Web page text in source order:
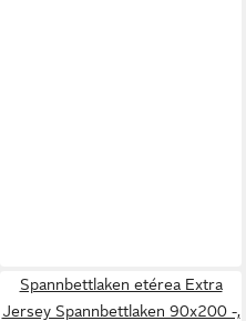
Spannbettlaken etérea Extra
Jersey Spannbettlaken 90x200 -,